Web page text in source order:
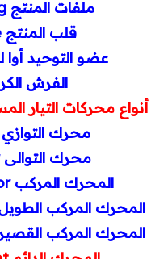
ملفات المنتج
قلب المنتج
عضو التوحيد
الفرش
أنواع محركات التيار
محرك
محرك التوالى
المحرك المركب
المحرك المركب
المحرك المركب